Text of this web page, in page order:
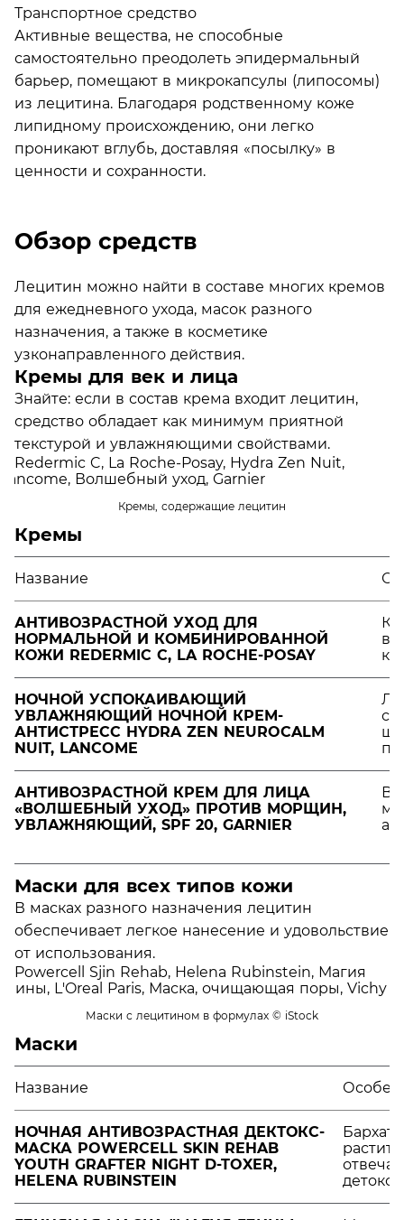
Транспортное средство
Активные вещества, не способные
самостоятельно преодолеть эпидермальный
барьер, помещают в микрокапсулы (липосомы)
из лецитина. Благодаря родственному коже
липидному происхождению, они легко
проникают вглубь, доставляя «посылку» в
ценности и сохранности.
Обзор средств
Лецитин можно найти в составе многих кремов
для ежедневного ухода, масок разного
назначения, а также в косметике
узконаправленного действия.
Кремы для век и лица
Знайте: если в состав крема входит лецитин,
средство обладает как минимум приятной
текстурой и увлажняющими свойствами.
Кремы, содержащие лецитин
Кремы
Название
АНТИВОЗРАСТНОЙ УХОД ДЛЯ
НОРМАЛЬНОЙ И КОМБИНИРОВАННОЙ
КОЖИ REDERMIC C, LA ROCHE-POSAY
НОЧНОЙ УСПОКАИВАЮЩИЙ
УВЛАЖНЯЮЩИЙ НОЧНОЙ КРЕМ-
АНТИСТРЕСС HYDRA ZEN NEUROCALM
NUIT, LANCOME
АНТИВОЗРАСТНОЙ КРЕМ ДЛЯ ЛИЦА
«ВОЛШЕБНЫЙ УХОД» ПРОТИВ МОРЩИН,
УВЛАЖНЯЮЩИЙ, SPF 20, GARNIER
В
Маски для всех типов кожи
В масках разного назначения лецитин
обеспечивает легкое нанесение и удовольствие
от использования.
Маски с лецитином в формулах © iStock
Маски
Название
НОЧНАЯ АНТИВОЗРАСТНАЯ ДЕКТОКС-
МАСКА POWERCELL SKIN REHAB
YOUTH GRAFTER NIGHT D-TOXER,
HELENA RUBINSTEIN
детокс